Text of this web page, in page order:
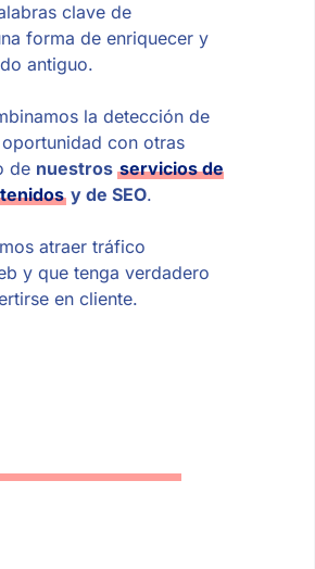
clave de
forma de enriquecer y
antiguo.
la detección de
con otras
de nuestros servicios de
y de SEO.
atraer tráfico
y que tenga verdadero
en cliente.